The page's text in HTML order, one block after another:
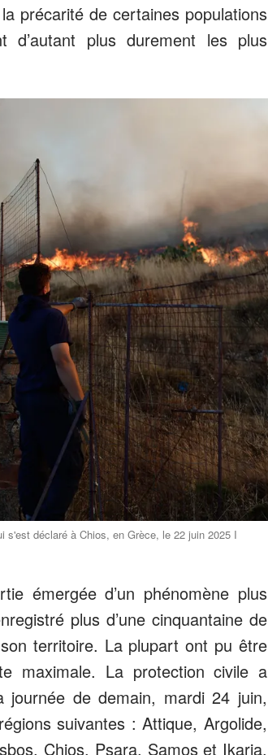
précarité de certaines populations
d’autant plus durement les plus
s'est déclaré à Chios, en Grèce, le 22 juin 2025 I
émergée d’un phénomène plus
plus d’une cinquantaine de
territoire. La plupart ont pu être
maximale. La protection civile a
journée de demain, mardi 24 juin,
suivantes : Attique, Argolide,
Chios, Psara, Samos et Ikaria.